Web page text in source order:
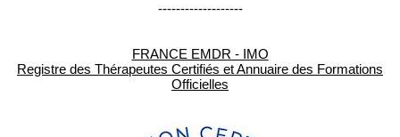
-------------------
FRANCE EMDR - IMO
Registre des Thérapeutes Certifiés et Annuaire des Formations
Officielles